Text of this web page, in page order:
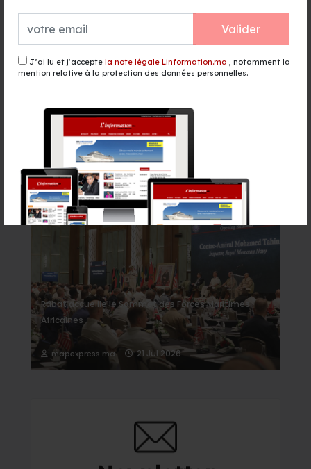
Valider
J’ai lu et j’accepte la note légale Linformation.ma , notamment la
mention relative à la protection des données personnelles.
Pegula et Swiatek en contrôle vers
à la 20e édition
il y a 1 heure - Sport
Événement
Rabat accueille le Sommet des Forces Maritimes
Africaines
mapexpress.ma 21 Jul 2026